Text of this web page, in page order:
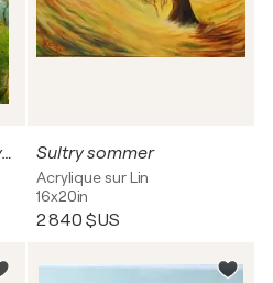
Morning on the Main River Sultry sommer
Acrylique sur Lin
16x20in
2 840 $US